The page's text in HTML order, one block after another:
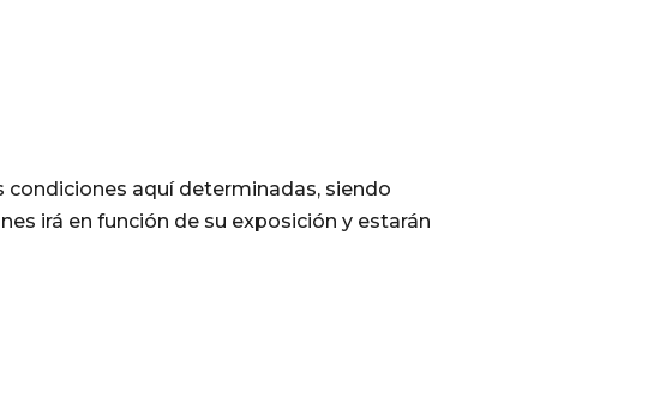
condiciones aquí determinadas, siendo
irá en función de su exposición y estarán